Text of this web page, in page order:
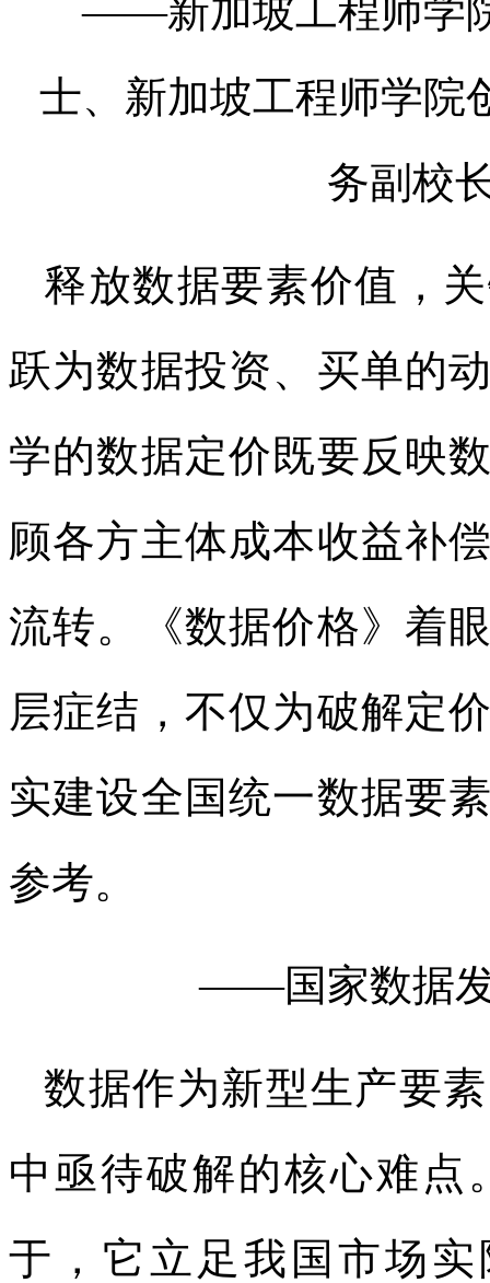
——新加坡工程师学
士、新加坡工程师学院
务副校
释放数据要素价值，
跃为数据投资、买单的
学的数据定价既要反映
顾各方主体成本收益补
流转。《数据价格》着
层症结，不仅为破解定
实建设全国统一数据要
参考。
——国家数据发
数据作为新型生产要
中亟待破解的核心难点
于，它立足我国市场